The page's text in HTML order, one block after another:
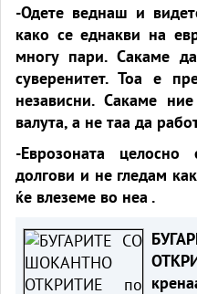
-Одете веднаш и
како се еднакви на
многу пари. Сакаме
суверенитет. Тоа е
независни. Сакаме
валута, а не таа да
-Еврозоната
долгови и не гледам
ќе влеземе во неа .